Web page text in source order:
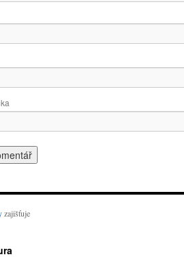
zajišťuje